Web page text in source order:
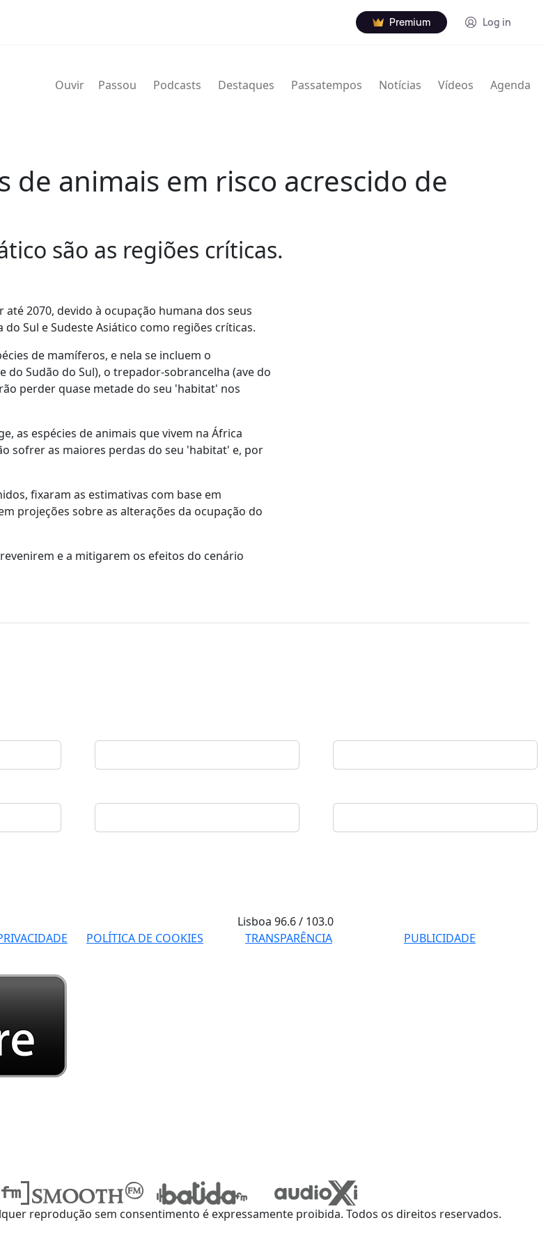
Premium Log in
Ouvir Passou Podcasts Destaques Passatempos Notícias Vídeos Agenda
de animais em risco acrescido de
são as regiões críticas.
2070, devido à ocupação humana dos seus
Sul e Sudeste Asiático como regiões críticas.
de mamíferos, e nela se incluem o
Sudão do Sul), o trepador-sobrancelha (ave do
perder quase metade do seu 'habitat' nos
as espécies de animais que vivem na África
sofrer as maiores perdas do seu 'habitat' e, por
fixaram as estimativas com base em
projeções sobre as alterações da ocupação do
e a mitigarem os efeitos do cenário
Lisboa96.6 / 103.0
POLÍTICA DE COOKIES TRANSPARÊNCIA
PUBLICIDADE
reprodução sem consentimento é expressamente proibida. Todos os direitos reservados.